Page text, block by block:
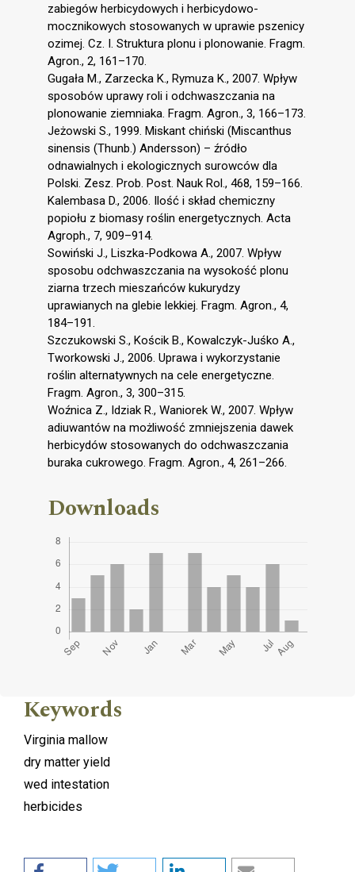
zabiegów herbicydowych i herbicydowo-
mocznikowych stosowanych w uprawie pszenicy
ozimej. Cz. I. Struktura plonu i plonowanie. Fragm.
Agron., 2, 161–170.
Gugała M., Zarzecka K., Rymuza K., 2007. Wpływ
sposobów uprawy roli i odchwaszczania na
plonowanie ziemniaka. Fragm. Agron., 3, 166–173.
Jeżowski S., 1999. Miskant chiński (Miscanthus
sinensis (Thunb.) Andersson) – źródło
odnawialnych i ekologicznych surowców dla
Polski. Zesz. Prob. Post. Nauk Rol., 468, 159–166.
Kalembasa D., 2006. Ilość i skład chemiczny
popiołu z biomasy roślin energetycznych. Acta
Agroph., 7, 909–914.
Sowiński J., Liszka-Podkowa A., 2007. Wpływ
sposobu odchwaszczania na wysokość plonu
ziarna trzech mieszańców kukurydzy
uprawianych na glebie lekkiej. Fragm. Agron., 4,
184–191.
Szczukowski S., Kościk B., Kowalczyk-Juśko A.,
Tworkowski J., 2006. Uprawa i wykorzystanie
roślin alternatywnych na cele energetyczne.
Fragm. Agron., 3, 300–315.
Woźnica Z., Idziak R., Waniorek W., 2007. Wpływ
adiuwantów na możliwość zmniejszenia dawek
herbicydów stosowanych do odchwaszczania
buraka cukrowego. Fragm. Agron., 4, 261–266.
Downloads
Keywords
Virginia mallow
dry matter yield
wed intestation
herbicides